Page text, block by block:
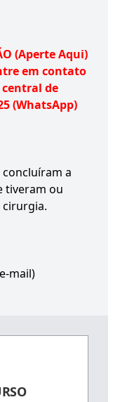
(Aperte Aqui)
em contato
de
(WhatsApp)
a
tiveram ou
cirurgia.
mail)